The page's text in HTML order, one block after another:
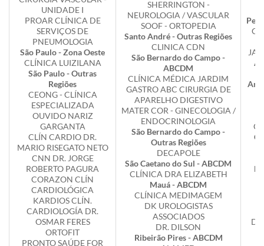
UNIDADE I
PROAR CLÍNICA DE
SERVIÇOS DE
PNEUMOLOGIA
São Paulo - Zona Oeste
CLÍNICA LUIZILANA
São Paulo - Outras
Regiões
CEONG - CLÍNICA
ESPECIALIZADA
OUVIDO NARIZ
GARGANTA
CLÍN CARDIO DR.
MARIO RISEGATO NETO
CNN DR. JORGE
ROBERTO PAGURA
CORAZON CLÍN
CARDIOLÓGICA
KARDIOS CLÍN.
CARDIOLOGÍA DR.
OSMAR FERES
ORTOFIT
PRONTO SAÚDE FOR
SHERRINGTON -
NEUROLOGIA / VASCULAR
SOOF - ORTOPEDIA
Santo André - Outras Regiões
CLINICA CDN
São Bernardo do Campo -
ABCDM
CLÍNICA MÉDICA JARDIM
GASTRO ABC CIRURGIA DE
APARELHO DIGESTIVO
MATER COR - GINECOLOGIA /
ENDOCRINOLOGIA
São Bernardo do Campo -
Outras Regiões
DECAPOLE
São Caetano do Sul - ABCDM
CLÍNICA DRA ELIZABETH
Mauá - ABCDM
CLÍNICA MEDIMAGEM
DK UROLOGISTAS
ASSOCIADOS
DR. DILSON
Ribeirão Pires - ABCDM